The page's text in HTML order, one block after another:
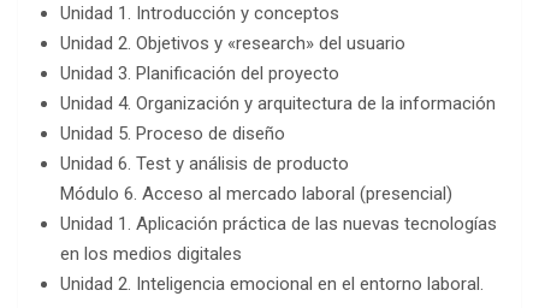
Unidad 1. Introducción y conceptos
Unidad 2. Objetivos y «research» del usuario
Unidad 3. Planificación del proyecto
Unidad 4. Organización y arquitectura de la información
Unidad 5. Proceso de diseño
Unidad 6. Test y análisis de producto
Módulo 6. Acceso al mercado laboral (presencial)
Unidad 1. Aplicación práctica de las nuevas tecnologías
en los medios digitales
Unidad 2. Inteligencia emocional en el entorno laboral.